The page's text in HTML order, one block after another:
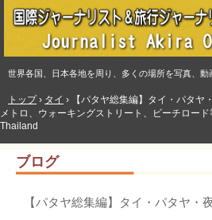
世界各国、日本各地を周り、多くの場所を写真、動
トップ› タイ ›
【パタヤ総集編】タイ・パタ
メトロ、ウォーキングストリート、ビーチロー
Thailand
ブログ
【パタヤ総集編】タイ・パタヤ・